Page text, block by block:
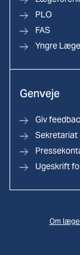
PLO
FAS
Yngre
Genveje
Giv
Sekretariat
Ugeskrift
Om